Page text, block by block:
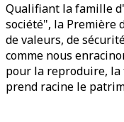
Qualifiant la famille
société", la Première
de valeurs, de
comme nous
pour la reproduire,
prend racine le